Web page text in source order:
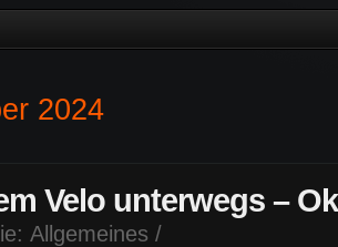
2024
Velo unterwegs –
Allgemeines /